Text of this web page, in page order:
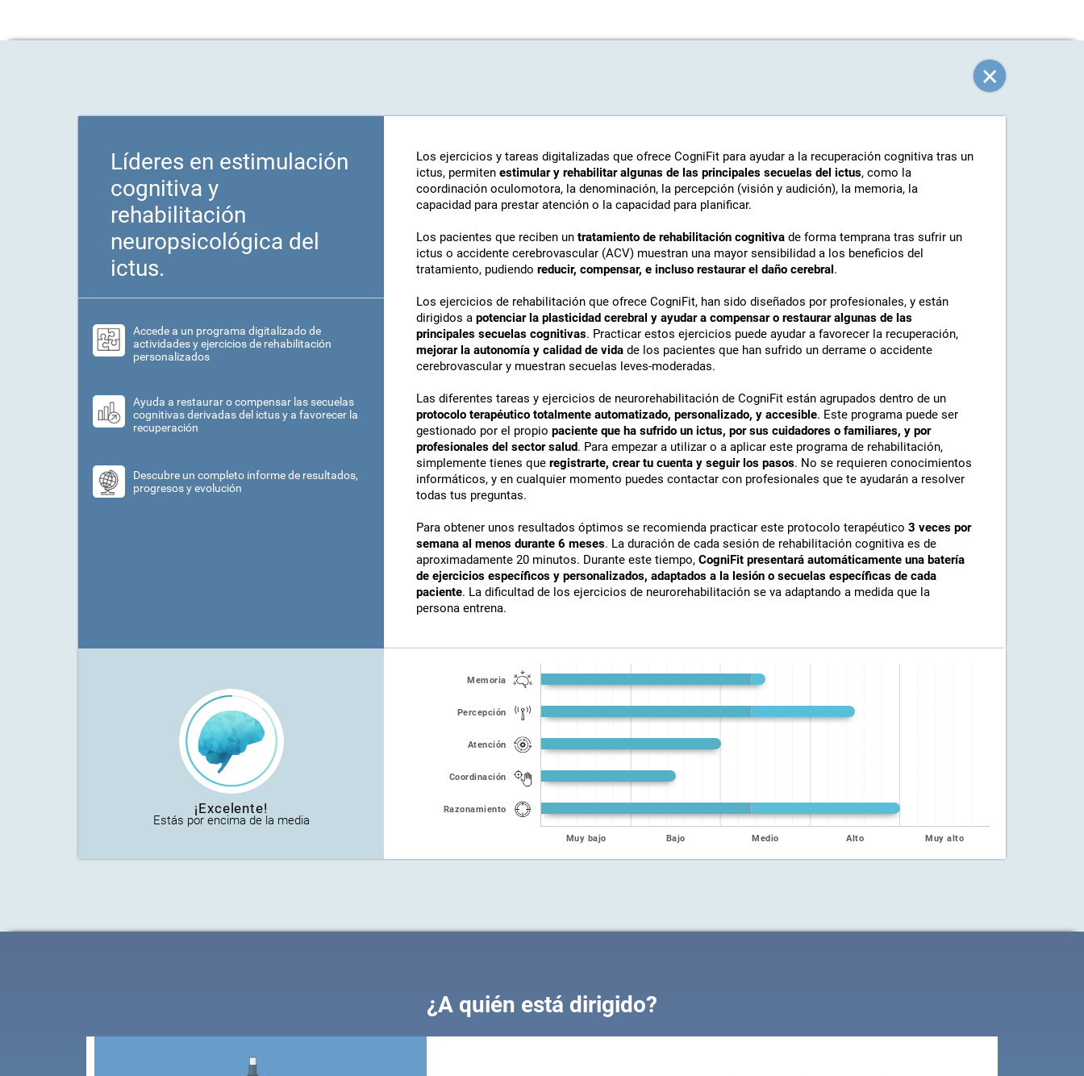
Líderes en estimulación
cognitiva y
rehabilitación
neuropsicológica del
ictus.
Accede a un programa digitalizado de
actividades y ejercicios de rehabilitación
personalizados
Ayuda a restaurar o compensar las secuelas
cognitivas derivadas del ictus y a favorecer la
recuperación
Descubre un completo informe de resultados,
progresos y evolución
Los ejercicios y tareas digitalizadas que ofrece CogniFit para ayudar a la recuperación cognitiva tras un
ictus, permiten estimular y rehabilitar algunas de las principales secuelas del ictus, como la
coordinación oculomotora, la denominación, la percepción (visión y audición), la memoria, la
capacidad para prestar atención o la capacidad para planificar.
Los pacientes que reciben un tratamiento de rehabilitación cognitiva de forma temprana tras sufrir un
ictus o accidente cerebrovascular (ACV) muestran una mayor sensibilidad a los beneficios del
tratamiento, pudiendo reducir, compensar, e incluso restaurar el daño cerebral.
Los ejercicios de rehabilitación que ofrece CogniFit, han sido diseñados por profesionales, y están
dirigidos a potenciar la plasticidad cerebral y ayudar a compensar o restaurar algunas de las
principales secuelas cognitivas. Practicar estos ejercicios puede ayudar a favorecer la recuperación,
mejorar la autonomía y calidad de vida de los pacientes que han sufrido un derrame o accidente
cerebrovascular y muestran secuelas leves-moderadas.
Las diferentes tareas y ejercicios de neurorehabilitación de CogniFit están agrupados dentro de un
protocolo terapéutico totalmente automatizado, personalizado, y accesible. Este programa puede ser
gestionado por el propio paciente que ha sufrido un ictus, por sus cuidadores o familiares, y por
profesionales del sector salud. Para empezar a utilizar o a aplicar este programa de rehabilitación,
simplemente tienes que registrarte, crear tu cuenta y seguir los pasos. No se requieren conocimientos
informáticos, y en cualquier momento puedes contactar con profesionales que te ayudarán a resolver
todas tus preguntas.
Para obtener unos resultados óptimos se recomienda practicar este protocolo terapéutico 3 veces por
semana al menos durante 6 meses. La duración de cada sesión de rehabilitación cognitiva es de
aproximadamente 20 minutos. Durante este tiempo, CogniFit presentará automáticamente una batería
de ejercicios específicos y personalizados, adaptados a la lesión o secuelas específicas de cada
paciente. La dificultad de los ejercicios de neurorehabilitación se va adaptando a medida que la
persona entrena.
¡Excelente!
Estás por encima de la media
Memoria
Percepción
Atención
Coordinación
Razonamiento
Muy bajo Bajo Medio Alto Muy alto
¿A quién está dirigido?